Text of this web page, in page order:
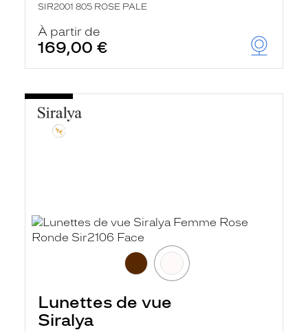
SIR2001 805 ROSE PALE
À partir de
169,00 €
Lunettes de vue
Siralya